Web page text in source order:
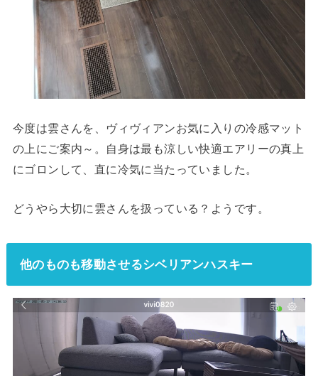
今度は雲さんを、ヴィヴィアンお気に入りの冷感マット
の上にご案内～。自身は最も涼しい快適エアリーの真上
にゴロンして、直に冷気に当たっていました。
どうやら大切に雲さんを扱っている？ようです。
他のものも移動させるシベリアンハスキー